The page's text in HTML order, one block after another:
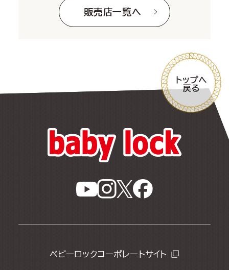
販売店一覧へ
ベビーロックコーポレートサイト